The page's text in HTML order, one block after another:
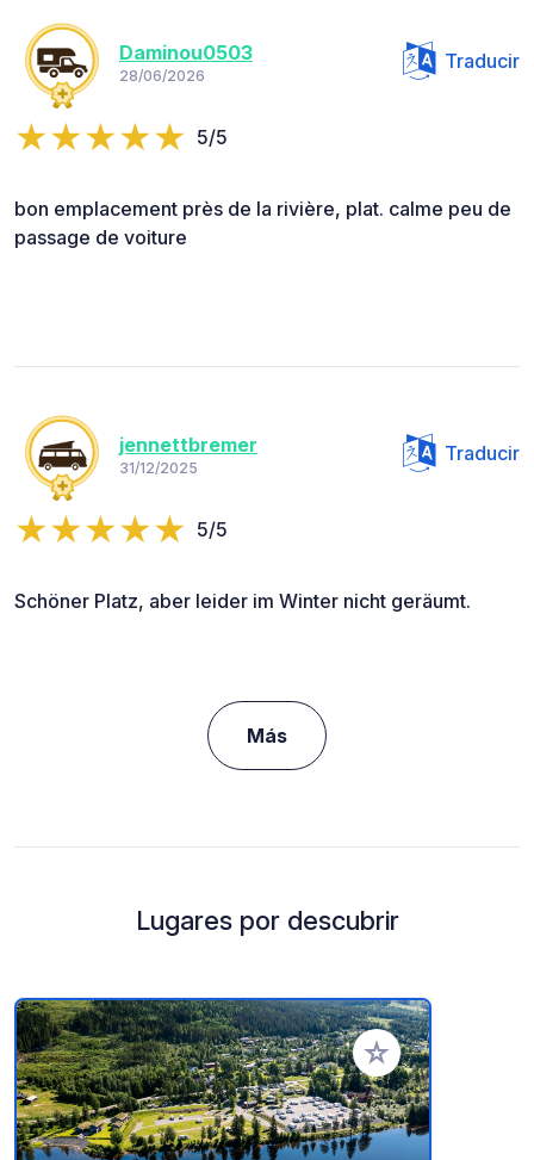
Daminou0503
28/06/2026
Traducir
5/5
bon emplacement près de la rivière, plat. calme peu de
passage de voiture
jennettbremer
31/12/2025
Traducir
5/5
Schöner Platz, aber leider im Winter nicht geräumt.
Más
Lugares por descubrir
Añadir a tus